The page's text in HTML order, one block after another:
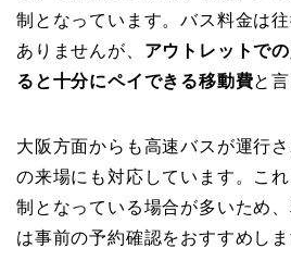
制となっています。バス料金は
ありませんが、 アウトレットで
ると十分にペイできる移動費と
大阪方面からも高速バスが運行
の来場にも対応しています。こ
制となっている場合が多いため
は事前の予約確認をおすすめしま